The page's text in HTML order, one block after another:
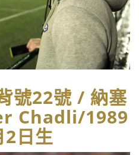
號22號 / 納塞
Chadli/1989
2日生